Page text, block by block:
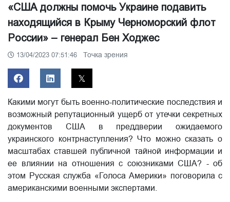
«США должны помочь Украине подавить
находящийся в Крыму Черноморский флот
России» – генерал Бен Ходжес
13/04/2023 07:51:46 Точка зрения
Какими могут быть военно-политические последствия и
возможный репутационный ущерб от утечки секретных
документов США в преддверии ожидаемого
украинского контрнаступления? Что можно сказать о
масштабах ставшей публичной тайной информации и
ее влиянии на отношения с союзниками США? - об
этом Русская служба «Голоса Америки» поговорила с
американскими военными экспертами.